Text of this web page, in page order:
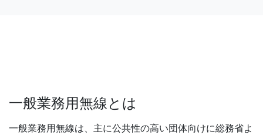
一般業務用無線とは
一般業務用無線は、主に公共性の高い団体向けに総務省よ